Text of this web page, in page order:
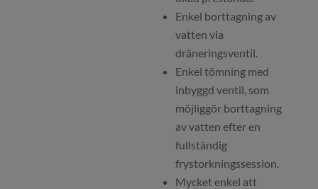
Enkel borttagning av
vatten via
dräneringsventil.
Enkel tömning med
inbyggd ventil, som
möjliggör borttagning
av vatten efter en
fullständig
frystorkningssession.
Mycket enkel att